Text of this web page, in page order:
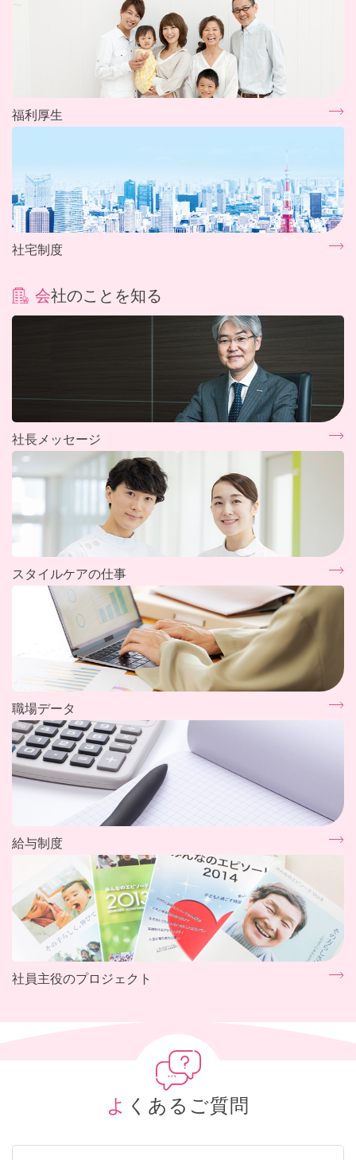
福利厚生
社宅制度
会社のことを知る
社長メッセージ
スタイルケアの仕事
職場データ
給与制度
社員主役のプロジェクト
よくあるご質問